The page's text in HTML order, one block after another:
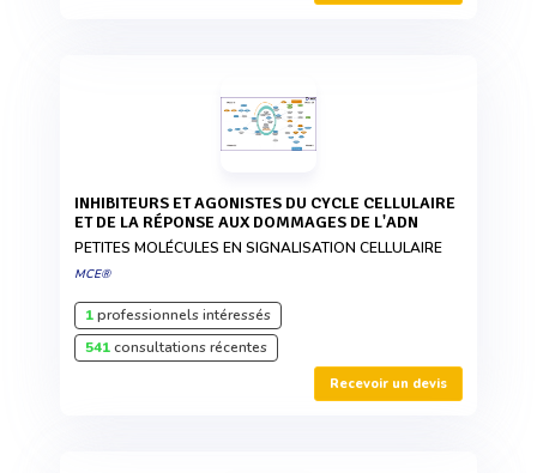
INHIBITEURS ET AGONISTES DU CYCLE CELLULAIRE
ET DE LA RÉPONSE AUX DOMMAGES DE L'ADN
PETITES MOLÉCULES EN SIGNALISATION CELLULAIRE
MCE®
1professionnels intéressés
541consultations récentes
Recevoir un devis